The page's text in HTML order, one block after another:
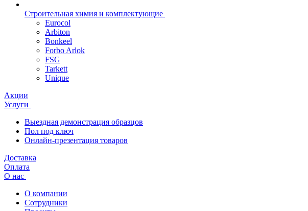
Строительная химия и комплектующие
Eurocol
Arbiton
Bonkeel
Forbo Arlok
FSG
Tarkett
Unique
Акции
Услуги
Выездная демонстрация образцов
Пол под ключ
Онлайн-презентация товаров
Доставка
Оплата
О нас
О компании
Сотрудники